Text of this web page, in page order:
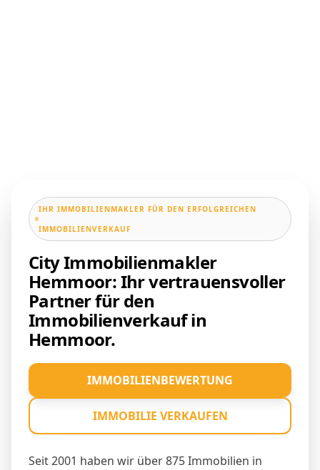
IHR IMMOBILIENMAKLER FÜR DEN ERFOLGREICHEN
IMMOBILIENVERKAUF
City Immobilienmakler
Hemmoor: Ihr vertrauensvoller
Partner für den
Immobilienverkauf in
Hemmoor.
Seit 2001 haben wir über 875 Immobilien in
IMMOBILIENBEWERTUNG
IMMOBILIE VERKAUFEN